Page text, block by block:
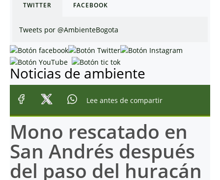
TWITTER FACEBOOK
Tweets por @AmbienteBogota
Noticias de ambiente
Lee antes de compartir
Mono rescatado en
San Andrés después
del paso del huracán